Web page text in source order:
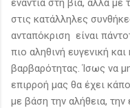
ενάντια στη βία, αλλά με
στις κατάλληλες
ανταπόκριση είναι
πιο αληθινή ευγενική
βαρβαρότητας. Ίσως να
επιρροή μας θα έχει
με βάση την αλήθεια, την